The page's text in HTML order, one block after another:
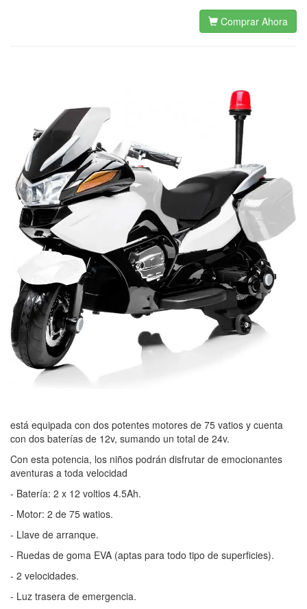
Comprar Ahora
está equipada con dos potentes motores de 75 vatios y cuenta
con dos baterías de 12v, sumando un total de 24v.
Con esta potencia, los niños podrán disfrutar de emocionantes
aventuras a toda velocidad
- Batería: 2 x 12 voltios 4.5Ah.
- Motor: 2 de 75 watios.
- Llave de arranque.
- Ruedas de goma EVA (aptas para todo tipo de superficies).
- 2 velocidades.
- Luz trasera de emergencia.